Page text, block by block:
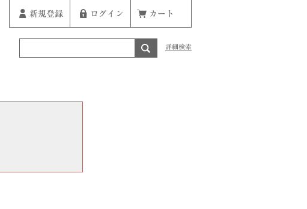
新規登録 ログイン カート
詳細検索